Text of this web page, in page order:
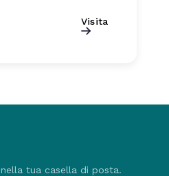
Visita
tua casella di posta.